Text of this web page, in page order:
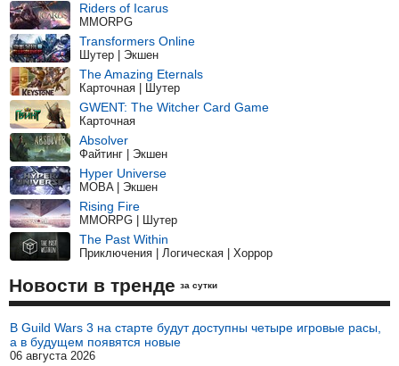
Riders of Icarus
MMORPG
Transformers Online
Шутер | Экшен
The Amazing Eternals
Карточная | Шутер
GWENT: The Witcher Card Game
Карточная
Absolver
Файтинг | Экшен
Hyper Universe
MOBA | Экшен
Rising Fire
MMORPG | Шутер
The Past Within
Приключения | Логическая | Хоррор
Новости в тренде за сутки
В Guild Wars 3 на старте будут доступны четыре игровые расы,
а в будущем появятся новые
06 августа 2026